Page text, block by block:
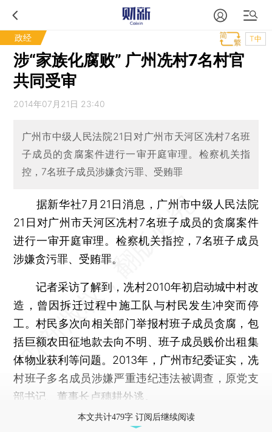
政经 T中
涉“家族化腐败” 广州冼村7名村官
共同受审
2014年07月21日 23:40
广州市中级人民法院21日对广州市天河区冼村7名班
子成员的贪腐案件进行一审开庭审理。检察机关指
控，7名班子成员涉嫌贪污罪、受贿罪
据新华社7月21日消息，广州市中级人民法院
21日对广州市天河区冼村7名班子成员的贪腐案件
进行一审开庭审理。检察机关指控，7名班子成员
涉嫌贪污罪、受贿罪。
记者采访了解到，冼村2010年初启动城中村改
造，曾因拆迁过程中施工队与村民发生冲突而停
工。村民多次向相关部门举报村班子成员贪腐，包
括巨额农田征地款去向不明、班子成员贱价出租集
体物业获利等问题。2013年，广州市纪委证实，冼
村班子多名成员涉嫌严重违纪违法被调查，原党支
部书记、董事长卢穗耕外逃。
本文共计479字 订阅后继续阅读